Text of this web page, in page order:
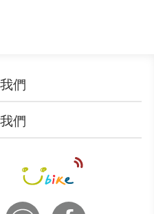
們
加入我們
們
廣告刊登